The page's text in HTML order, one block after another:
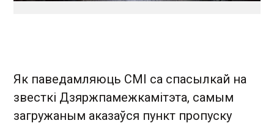
Як паведамляюць СМІ са спасылкай на
звесткі Дзяржпамежкамітэта, самым
загружаным аказаўся пункт пропуску